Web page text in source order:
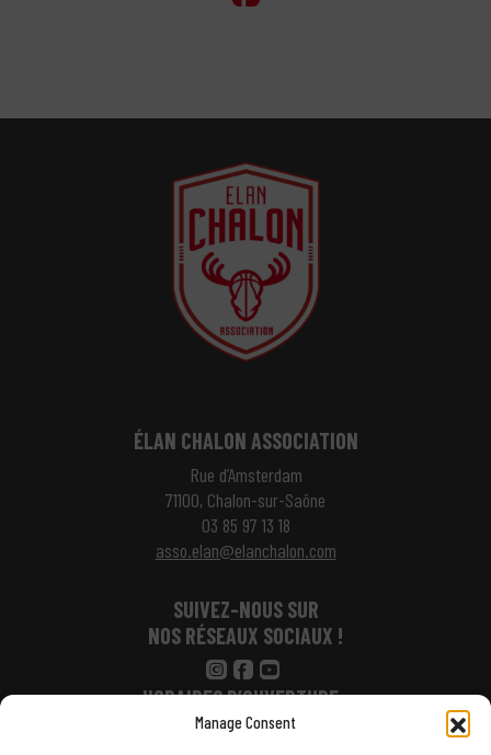
Manage Consent
ÉLAN CHALON ASSOCIATION
Rue d’Amsterdam
71100, Chalon-sur-Saône
03 85 97 13 18
asso.elan@elanchalon.com
SUIVEZ-NOUS SUR
NOS RÉSEAUX SOCIAUX !
HORAIRES D’OUVERTURE :
Lundi : 14h – 17h30